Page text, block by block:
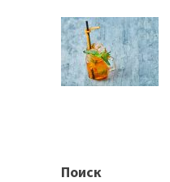
Поиск